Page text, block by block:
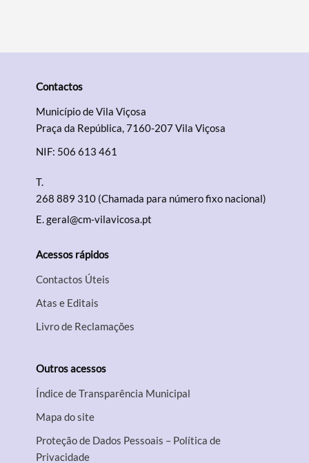
Contactos
Município de Vila Viçosa
Praça da República, 7160-207 Vila Viçosa
NIF: 506 613 461
T.
268 889 310 (Chamada para número fixo nacional)
E.geral@cm-vilavicosa.pt
Acessos rápidos
Contactos Úteis
Atas e Editais
Livro de Reclamações
Outros acessos
Índice de Transparência Municipal
Mapa do site
Proteção de Dados Pessoais – Política de
Privacidade